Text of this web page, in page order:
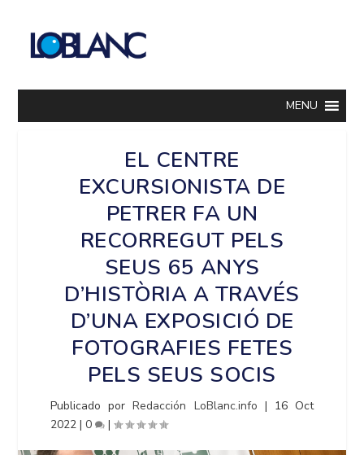
MENU
EL CENTRE
EXCURSIONISTA DE
PETRER FA UN
RECORREGUT PELS
SEUS 65 ANYS
D’HISTÒRIA A TRAVÉS
D’UNA EXPOSICIÓ DE
FOTOGRAFIES FETES
PELS SEUS SOCIS
Publicado porRedacción LoBlanc.info | 16 Oct
2022 |0 |